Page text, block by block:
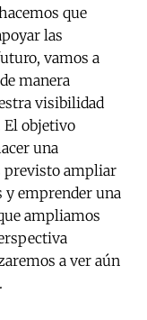
que
las
vamos a
manera
visibilidad
El objetivo
una
previsto ampliar
y emprender una
ampliamos
a ver aún